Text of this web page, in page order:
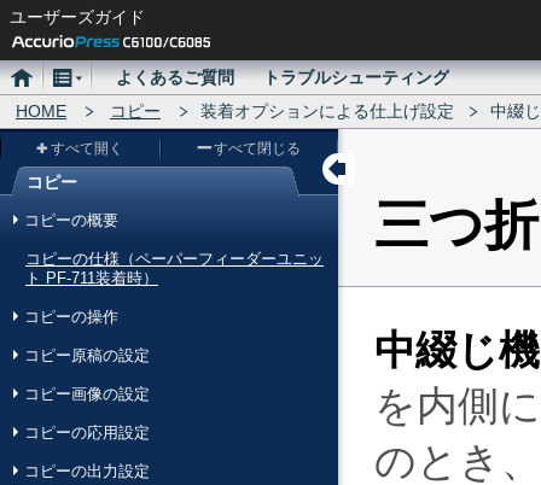
ユーザーズガイド
ホ
ー
メ
ニ
ュ
ー
よくあるご質問
トラブルシューティング
HOME
コピー 装着オプションによる仕上げ設定 中綴
メ
ー
コピー
すべて開く すべて閉じる
コピーの概要
コピーの仕様（ペーパーフィーダーユニッ
ト PF-711装着時）
コピーの操作
コピー原稿の設定
コピー画像の設定
コピーの応用設定
コピーの出力設定
三つ
中綴じ
を内側
のとき